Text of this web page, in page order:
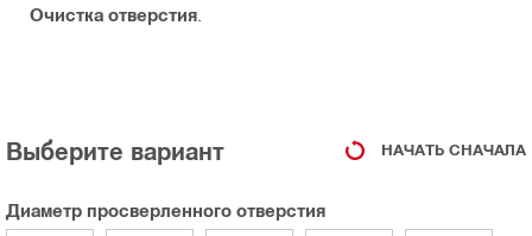
Очистка отверстия
Выберите вариант НАЧАТЬ СНАЧАЛА
Диаметр просверленного отверстия